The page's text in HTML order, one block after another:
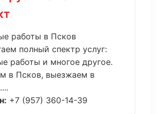
работы в Псков
полный спектр услуг:
работы и многое другое.
в Псков, выезжаем в
+7 (957) 360-14-39